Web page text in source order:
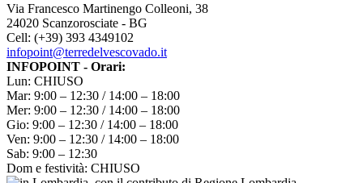
Via Francesco Martinengo Colleoni, 38
24020 Scanzorosciate - BG
Cell: (+39) 393 4349102
infopoint@terredelvescovado.it
INFOPOINT - Orari:
Lun: CHIUSO
Mar: 9:00 – 12:30 / 14:00 – 18:00
Mer: 9:00 – 12:30 / 14:00 – 18:00
Gio: 9:00 – 12:30 / 14:00 – 18:00
Ven: 9:00 – 12:30 / 14:00 – 18:00
Sab: 9:00 – 12:30
Dom e festività: CHIUSO